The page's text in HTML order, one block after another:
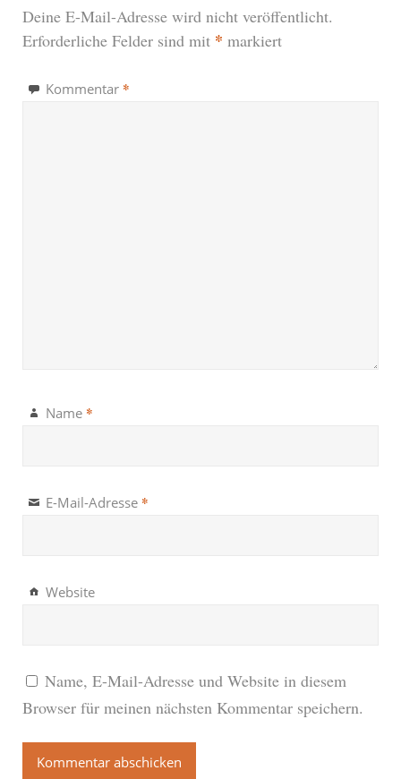
Deine E-Mail-Adresse wird nicht veröffentlicht.
Erforderliche Felder sind mit * markiert
Kommentar *
Name *
E-Mail-Adresse *
Website
Name, E-Mail-Adresse und Website in diesem
Browser für meinen nächsten Kommentar speichern.